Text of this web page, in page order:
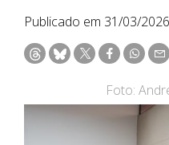
Publicado em 31/03/
Foto: